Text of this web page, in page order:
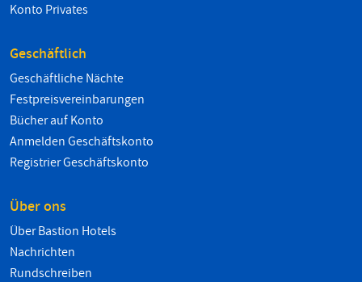
Konto Privates
Geschäftlich
Geschäftliche Nächte
Festpreisvereinbarungen
Bücher auf Konto
Anmelden Geschäftskonto
Registrier Geschäftskonto
Über ons
Über Bastion Hotels
Nachrichten
Rundschreiben